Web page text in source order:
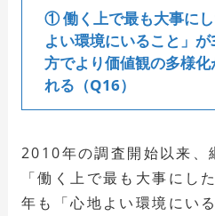
① 働く上で最も大事に
よい環境にいること」
方でより価値観の多様
れる（Q16）
2010年の調査開始以来、
「働く上で最も大事にし
年も「心地よい環境にい